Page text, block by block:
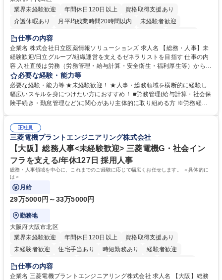
業界未経験歓迎
年間休日120日以上
資格取得支援あり
介護休暇あり
月平均残業時間20時間以内
未経験者歓迎
住宅手当あり
育休あり
完全週休2日制 交通費支給 土日祝休み 寮・社宅あり
仕事の内容
企業名 株式会社日立医薬情報ソリューションズ 求人名 【総務・人事】未
経験歓迎/日立グループ/組織運営を支えるゼネラリストを目指す 仕事の内
容 入社直後は労務（労務管理・給与計算・安全衛生・福利厚生等）からお
任せいたします。将来は総務・採用・教育業務へ守備範囲を広げ、組織運
営を支えるゼネラリストをめざせます。 ・初期業務：労働時間管理、給与
計算、社会保険対応、福利厚生管理、安全衛生、健康経営推進等をお任せ
します。ご経験に応じて、休職者管理など、幅広く経験を積んでいただき
幅広く経験を積みたい意欲がある方に最適な環境です。 募集職種 【総
務・人事】未経験歓迎/日立グループ/組織運営を支えるゼネラリストを目
指す
必要な経験・能力等
必要な経験・能力等 ★未経験歓迎！ ★人事・総務領域を横断的に経験し
幅広いスキルを身につけたい方におすすめ！ ■労務管理(給与計算・社会保
険手続き・勤怠管理など)に関心があり主体的に取り組める方 ※労務経験
のご経験 ■労務管理（給与計算・社会保険手続き・勤怠管理など）の経験
■衛生管理者の資格をお持ちの方 学歴・資格 学歴：大学院 大学 高専 短大
専修学校 高校 語学力： 資格：
正社員
三菱電機プラントエンジニアリング株式会社
【大阪】総務人事<未経験歓迎> 三菱電機G・社会イン
フラを支える/年休127日 採用人事
総務・人事領域を中心に、これまでのご経験に応じて幅広くお任せします。 ＜具体的に
は＞
月給
29万5000円～33万5000円
勤務地
大阪府大阪市北区
業界未経験歓迎
年間休日120日以上
資格取得支援あり
未経験者歓迎
住宅手当あり 時短勤務あり
経験者歓迎
退職金あり
駅近5分以内
土日祝休み 服装自由 寮・社宅あり 食事補助あり
仕事の内容
企業名 三菱電機プラントエンジニアリング株式会社 求人名 【大阪】総務